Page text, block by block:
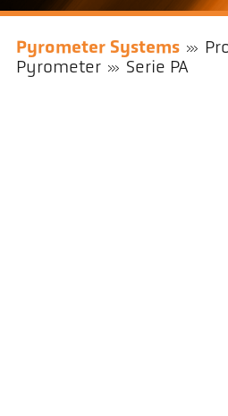
Pyrometer Systems
Pyrometer
Serie PA